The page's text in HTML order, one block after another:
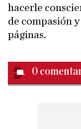
hacerle
de compasión
páginas.
0